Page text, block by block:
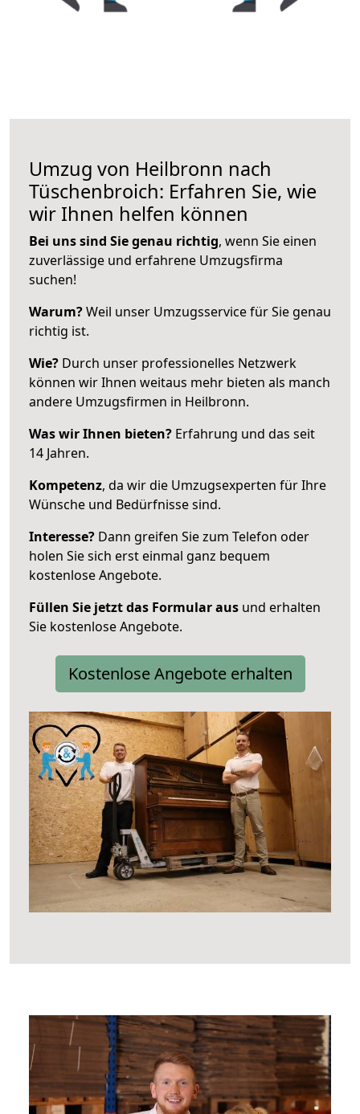
Umzug von Heilbronn nach
Tüschenbroich: Erfahren Sie, wie
wir Ihnen helfen können
Bei uns sind Sie genau richtig, wenn Sie einen
zuverlässige und erfahrene Umzugsfirma
suchen!
Warum?Weil unser Umzugsservice für Sie genau
richtig ist.
Wie? Durch unser professionelles Netzwerk
können wir Ihnen weitaus mehr bieten als manch
andere Umzugsfirmen in Heilbronn.
Was wir Ihnen bieten? Erfahrung und das seit
14 Jahren.
Kompetenz, da wir die Umzugsexperten für Ihre
Wünsche und Bedürfnisse sind.
Interesse? Dann greifen Sie zum Telefon oder
holen Sie sich erst einmal ganz bequem
kostenlose Angebote.
Füllen Sie jetzt das Formular aus und erhalten
Sie kostenlose Angebote.
Kostenlose Angebote erhalten